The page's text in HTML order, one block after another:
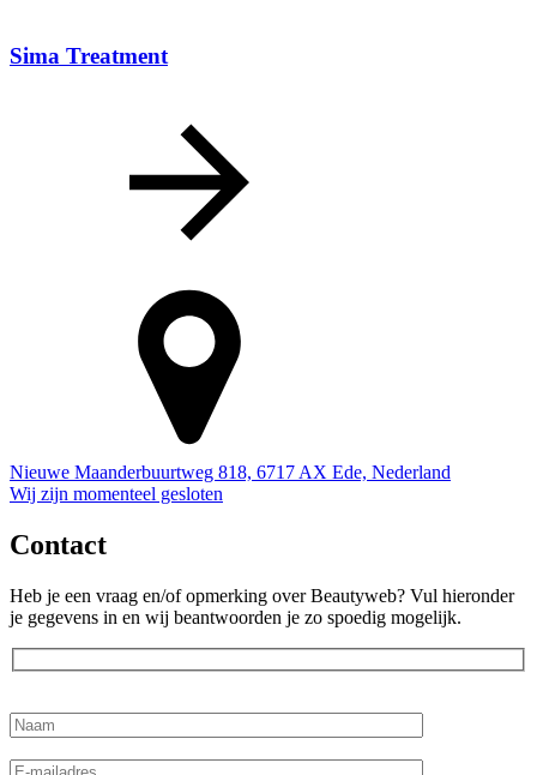
Sima Treatment
Nieuwe Maanderbuurtweg 818, 6717 AX Ede, Nederland
Wij zijn momenteel gesloten
Contact
Heb je een vraag en/of opmerking over Beautyweb? Vul hieronder
je gegevens in en wij beantwoorden je zo spoedig mogelijk.